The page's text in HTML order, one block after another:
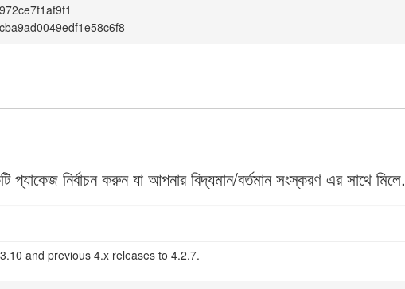
নির্বাচন করুন যা আপনার বিদ্যমান/বর্তমান সংস্করণ এর সাথে মিলে.
and previous 4.x releases to 4.2.7.